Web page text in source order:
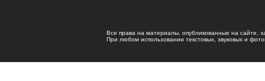
Все права на материалы, опубликованные на сайте,
При любом использовании текстовых, звуковых и